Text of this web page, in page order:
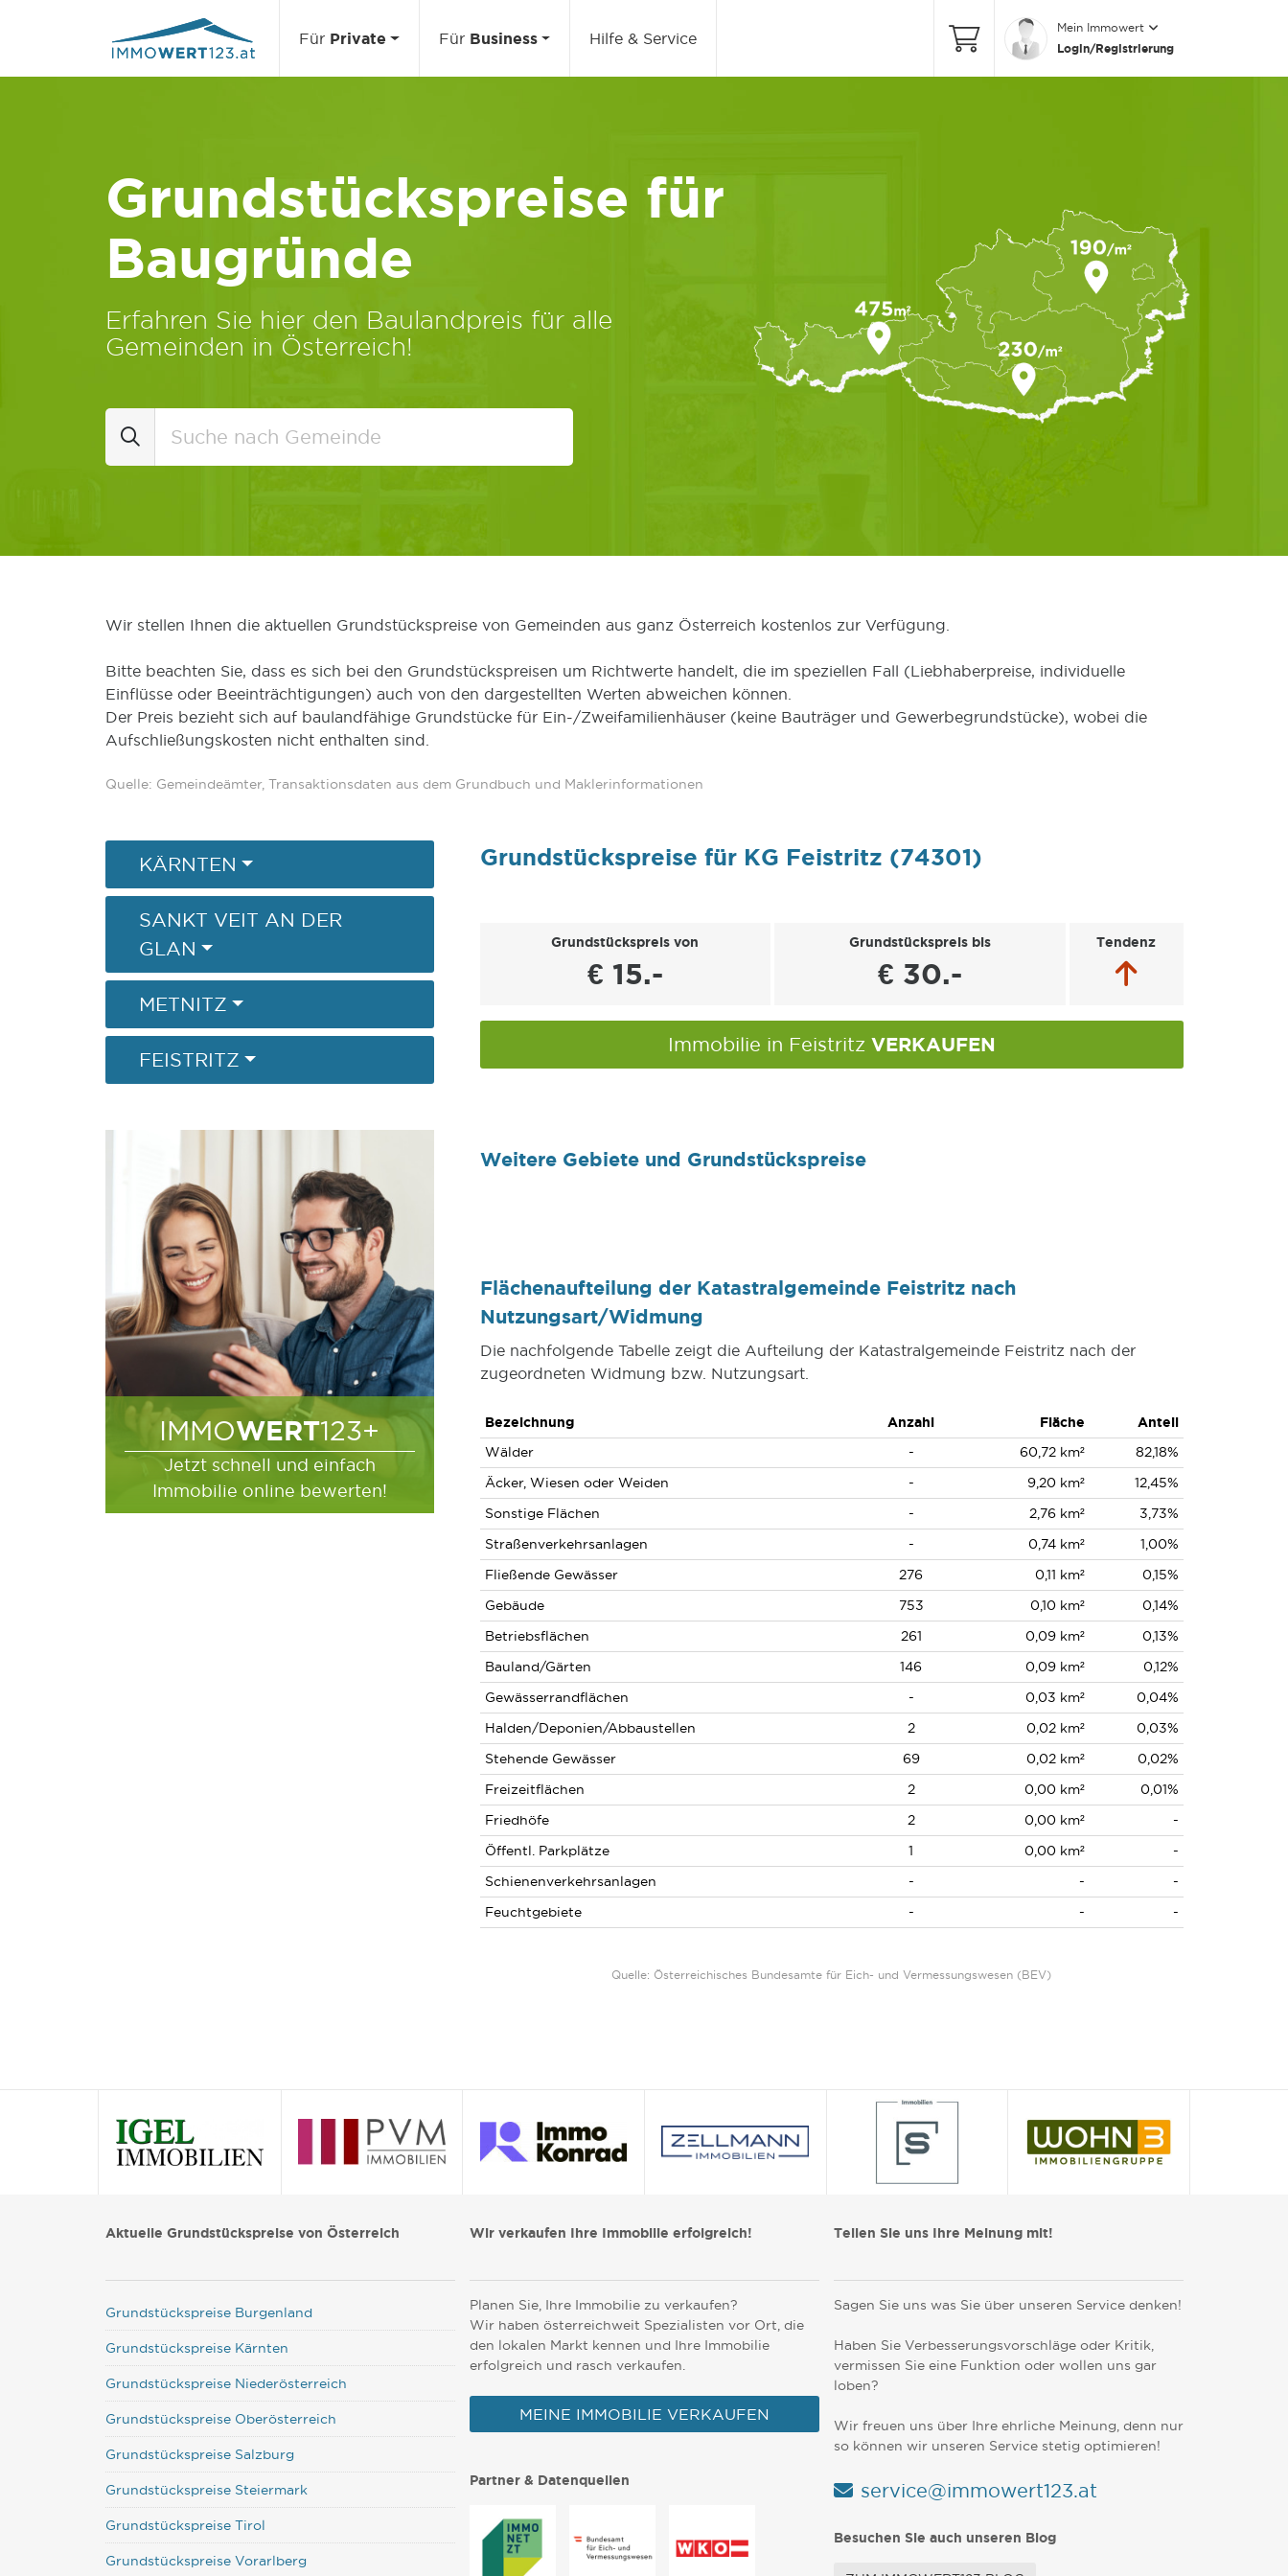
Für Private Für Business Hilfe & Service
Mein Immowert
Login/Registrierung
Grundstückspreise für
Baugründe
Erfahren Sie hier den Baulandpreis für alle
Gemeinden in Österreich!
Wir stellen Ihnen die aktuellen Grundstückspreise von Gemeinden aus ganz Österreich kostenlos zur Verfügung.
Bitte beachten Sie, dass es sich bei den Grundstückspreisen um Richtwerte handelt, die im speziellen Fall (Liebhaberpreise, individuelle
Einflüsse oder Beeinträchtigungen) auch von den dargestellten Werten abweichen können.
Der Preis bezieht sich auf baulandfähige Grundstücke für Ein-/Zweifamilienhäuser (keine Bauträger und Gewerbegrundstücke), wobei die
Aufschließungskosten nicht enthalten sind.
Quelle: Gemeindeämter, Transaktionsdaten aus dem Grundbuch und Maklerinformationen
KÄRNTEN
SANKT VEIT AN DER
GLAN
METNITZ
FEISTRITZ
IMMOWERT123+
Jetzt schnell und einfach
Immobilie online bewerten!
Grundstückspreise für KG Feistritz (74301)
Grundstückspreis von
€ 15.-
Grundstückspreis bis
€ 30.-
Tendenz
Immobilie in Feistritz VERKAUFEN
Weitere Gebiete und Grundstückspreise
Flächenaufteilung der Katastralgemeinde Feistritz nach
Nutzungsart/Widmung
Die nachfolgende Tabelle zeigt die Aufteilung der Katastralgemeinde Feistritz nach der
zugeordneten Widmung bzw. Nutzungsart.
Bezeichnung Anzahl Fläche
Anteil
Wälder
- 60,72 km²
82,18%
Äcker, Wiesen oder Weiden
- 9,20 km²
12,45%
Sonstige Flächen
- 2,76 km²
3,73%
Straßenverkehrsanlagen
- 0,74 km²
1,00%
Fließende Gewässer
276 0,11 km²
0,15%
Gebäude
753 0,10 km²
0,14%
Betriebsflächen
261 0,09 km²
0,13%
Bauland/Gärten
146 0,09 km²
0,12%
Gewässerrandflächen
- 0,03 km²
0,04%
Halden/Deponien/Abbaustellen
2 0,02 km²
0,03%
Stehende Gewässer
69 0,02 km²
0,02%
Freizeitflächen
2 0,00 km²
0,01%
Friedhöfe
2 0,00 km²
-
Öffentl. Parkplätze
1 0,00 km²
-
Schienenverkehrsanlagen
- -
-
Feuchtgebiete
- - -
Quelle: Österreichisches Bundesamte für Eich- und Vermessungswesen (BEV)
Aktuelle Grundstückspreise von Österreich
Grundstückspreise Burgenland
Grundstückspreise Kärnten
Grundstückspreise Niederösterreich
Grundstückspreise Oberösterreich
Grundstückspreise Salzburg
Grundstückspreise Steiermark
Grundstückspreise Tirol
Grundstückspreise Vorarlberg
Wir verkaufen Ihre Immobilie erfolgreich!
Planen Sie, Ihre Immobilie zu verkaufen?
Wir haben österreichweit Spezialisten vor Ort, die
den lokalen Markt kennen und Ihre Immobilie
erfolgreich und rasch verkaufen.
MEINE IMMOBILIE VERKAUFEN
Partner & Datenquellen
Teilen Sie uns Ihre Meinung mit!
Sagen Sie uns was Sie über unseren Service denken!
Haben Sie Verbesserungsvorschläge oder Kritik,
vermissen Sie eine Funktion oder wollen uns gar
loben?
Wir freuen uns über Ihre ehrliche Meinung, denn nur
so können wir unseren Service stetig optimieren!
service@immowert123.at
Besuchen Sie auch unseren Blog